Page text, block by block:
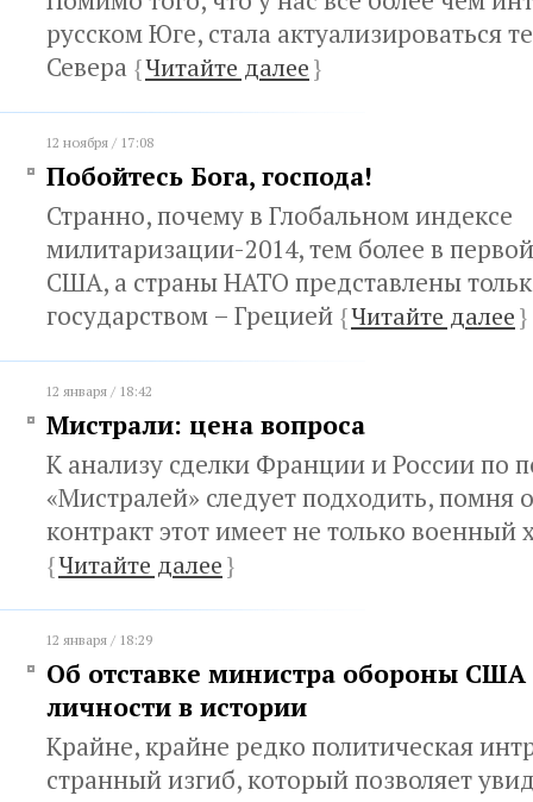
русском Юге, стала актуализироваться
Севера {Читайте далее}
12 ноября / 17:08
Побойтесь Бога, господа!
Странно, почему в Глобальном индексе
милитаризации-2014, тем более в
США, а страны НАТО представлены
государством – Грецией {Читайте далее}
12 января / 18:42
Мистрали: цена вопроса
К анализу сделки Франции и России по
«Мистралей» следует подходить, помня
контракт этот имеет не только военный
{Читайте далее}
12 января / 18:29
Об отставке министра обороны США
личности в истории
Крайне, крайне редко политическая
странный изгиб, который позволяет